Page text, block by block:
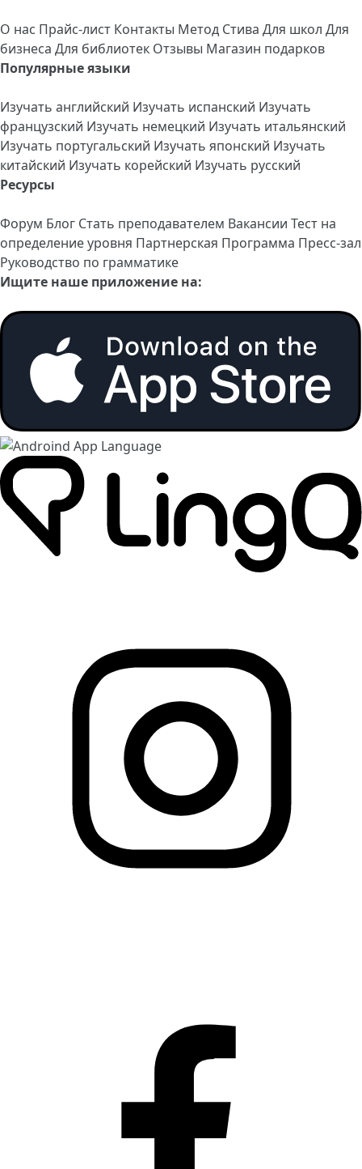
О нас Прайс-лист Контакты Метод Стива Для школ Для
бизнеса Для библиотек Отзывы Магазин подарков
Популярные языки
Изучать английский Изучать испанский Изучать
французский Изучать немецкий Изучать итальянский
Изучать португальский Изучать японский Изучать
китайский Изучать корейский Изучать русский
Ресурсы
Форум Блог Стать преподавателем Вакансии Тест на
определение уровня Партнерская Программа Пресс-зал
Руководство по грамматике
Ищите наше приложение на: